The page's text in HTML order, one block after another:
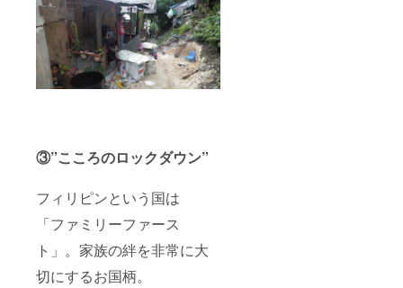
③”こころのロックダウン”
フィリピンという国は
「ファミリーファース
ト」。家族の絆を非常に大
切にするお国柄。